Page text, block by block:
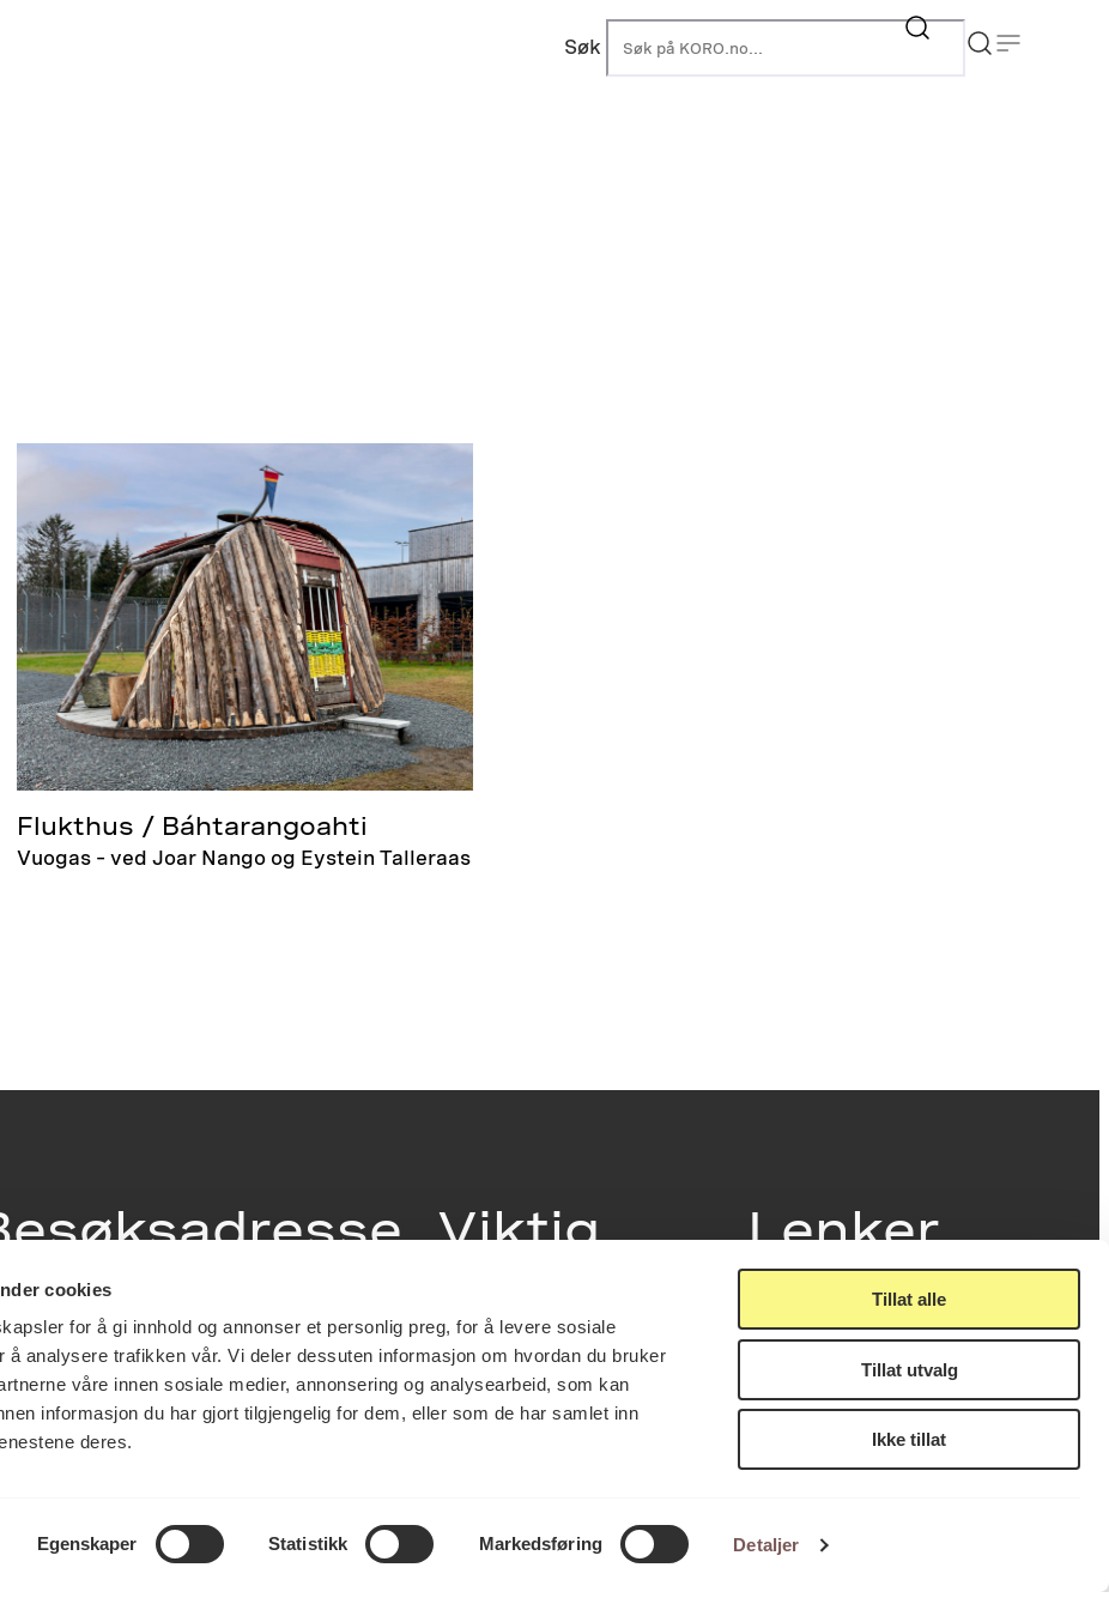
cookies
for å gi innhold og annonser et personlig preg, for å levere sosiale
å analysere trafikken vår. Vi deler dessuten informasjon om hvordan du bruker
våre innen sosiale medier, annonsering og analysearbeid, som kan
informasjon du har gjort tilgjengelig for dem, eller som de har samlet inn
deres.
Egenskaper Statistikk Markedsføring Detaljer
Tillat alle
Tillat utvalg
Ikke tillat
Søk
Flukthus / Báhtarangoahti
Vuogas – ved Joar Nango og Eystein Talleraas
Terrasse 11
Løkkeveien,
Oslo
Viktig
Utbetaling og fakturering
Personvernerklæring
Lenker
Nyhetsbrev
Offentlig postjournal
KORO på Digitalt Museum
Oppdragsportalen